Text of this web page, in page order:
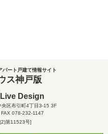
ート戸建て情報サイト
ス神戸版
Design
央区布引町4丁目3-15 3F
FAX 078-232-1147
第11523号]